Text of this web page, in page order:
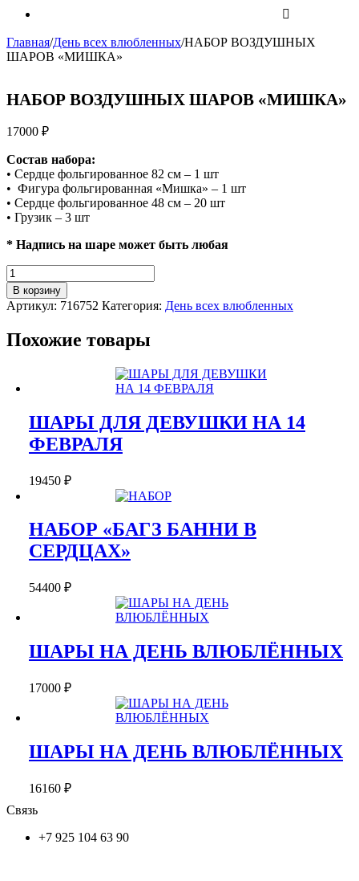
Главная/День всех влюбленных/НАБОР ВОЗДУШНЫХ
ШАРОВ «МИШКА»
НАБОР ВОЗДУШНЫХ ШАРОВ «МИШКА»
17000 ₽
Состав набора:
• Сердце фольгированное 82 см – 1 шт
• Фигура фольгированная «Мишка» – 1 шт
• Сердце фольгированное 48 см – 20 шт
• Грузик – 3 шт
* Надпись на шаре может быть любая
Количество
НАБОР
ВОЗДУШНЫХ
ШАРОВ
В корзину
Артикул: 716752 Категория: День всех влюбленных
Похожие товары
ШАРЫ ДЛЯ ДЕВУШКИ НА 14
ФЕВРАЛЯ
19450 ₽
НАБОР «БАГЗ БАННИ В
СЕРДЦАХ»
54400 ₽
ШАРЫ НА ДЕНЬ ВЛЮБЛЁННЫХ
17000 ₽
ШАРЫ НА ДЕНЬ ВЛЮБЛЁННЫХ
16160 ₽
Связь
+7 925 104 63 90